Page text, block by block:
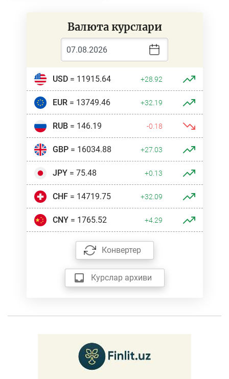
Валюта курслари
USD= 11915.64 +28.92
EUR= 13749.46 +32.19
RUB= 146.19 -0.18
GBP= 16034.88 +27.03
JPY= 75.48 +0.13
CHF= 14719.75 +32.09
CNY= 1765.52 +4.29
Конвертер
Курслар архиви